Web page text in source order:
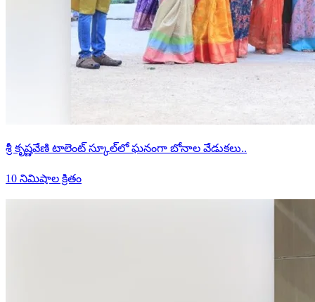
శ్రీ కృష్ణవేణి టాలెంట్ స్కూల్‌లో ఘనంగా బోనాల వేడుకలు..
10 నిమిషాల క్రితం